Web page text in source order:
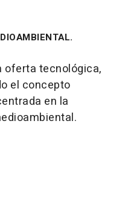
oferta tecnológica,
el concepto
en la